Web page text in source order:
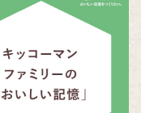
小野大輔（声優）